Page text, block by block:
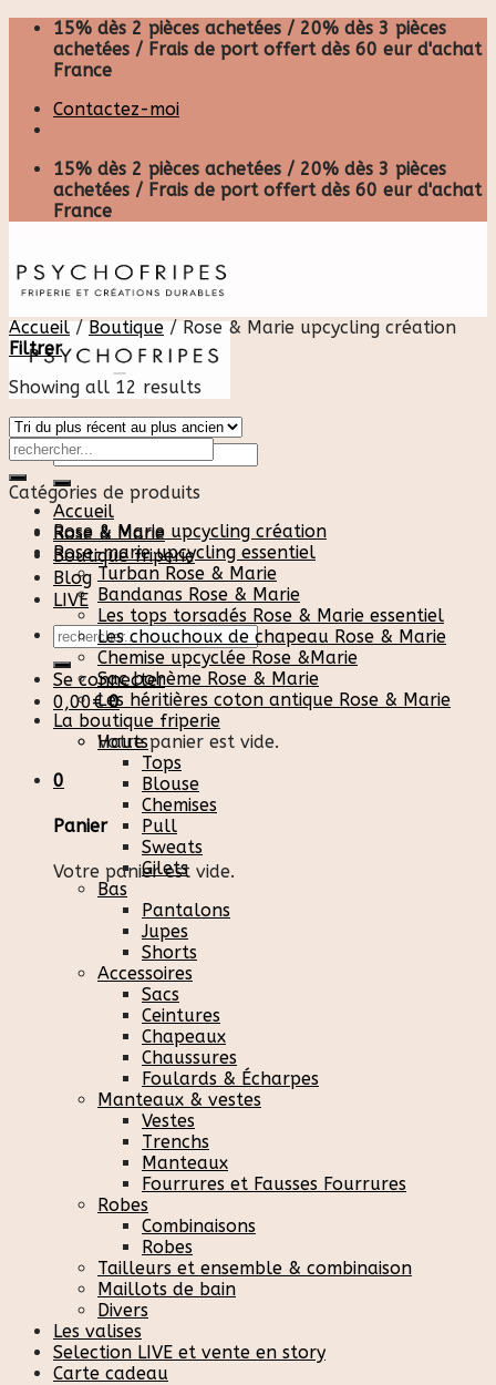
Skip
content
15% dès 2 pièces achetées / 20% dès 3 pièces
achetées / Frais de port offert dès 60 eur d'achat
France
Contactez-moi
15% dès 2 pièces achetées / 20% dès 3 pièces
achetées / Frais de port offert dès 60 eur d'achat
France
Recherche
pour :
Accueil
Rose & Marie
Boutique friperie
Blog
LIVE
Recherche
pour :
Se connecter
0,00€ 0
Votre panier est vide.
0
Panier
Votre panier est vide.
Accueil / Boutique /Rose & Marie upcycling création
Filtrer
Showing all 12 results
Catégories de produits
Rose & Marie upcycling création
Rose-marie upcycling essentiel
Turban Rose & Marie
Bandanas Rose & Marie
Les tops torsadés Rose & Marie essentiel
Les chouchoux de chapeau Rose & Marie
Chemise upcyclée Rose &Marie
Sac bohème Rose & Marie
Les héritières coton antique Rose & Marie
La boutique friperie
Hauts
Tops
Blouse
Chemises
Pull
Sweats
Gilets
Bas
Pantalons
Jupes
Shorts
Accessoires
Sacs
Ceintures
Chapeaux
Chaussures
Foulards & Écharpes
Manteaux & vestes
Vestes
Trenchs
Manteaux
Fourrures et Fausses Fourrures
Robes
Combinaisons
Robes
Tailleurs et ensemble & combinaison
Maillots de bain
Divers
Les valises
Selection LIVE et vente en story
Carte cadeau